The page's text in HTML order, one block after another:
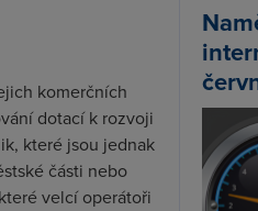
komerčních
dotací k rozvoji
které jsou jednak
části nebo
velcí operátoři